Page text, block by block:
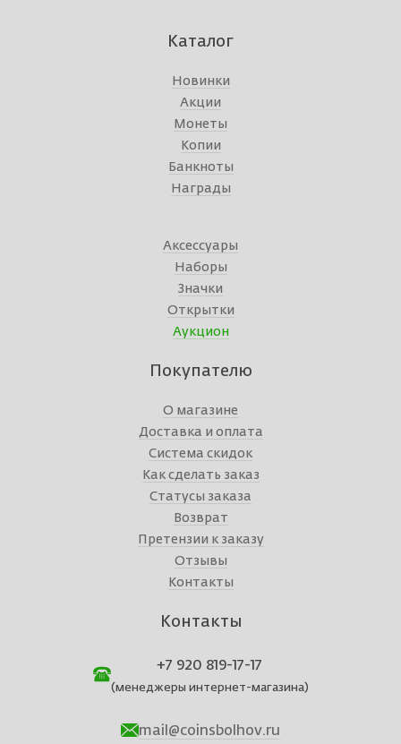
Каталог
Новинки
Акции
Монеты
Копии
Банкноты
Награды
Аксессуары
Наборы
Значки
Открытки
Аукцион
Покупателю
О магазине
Доставка и оплата
Система скидок
Как сделать заказ
Статусы заказа
Возврат
Претензии к заказу
Отзывы
Контакты
Контакты
+7 920 819-17-17
(менеджеры интернет-магазина)
mail@coinsbolhov.ru